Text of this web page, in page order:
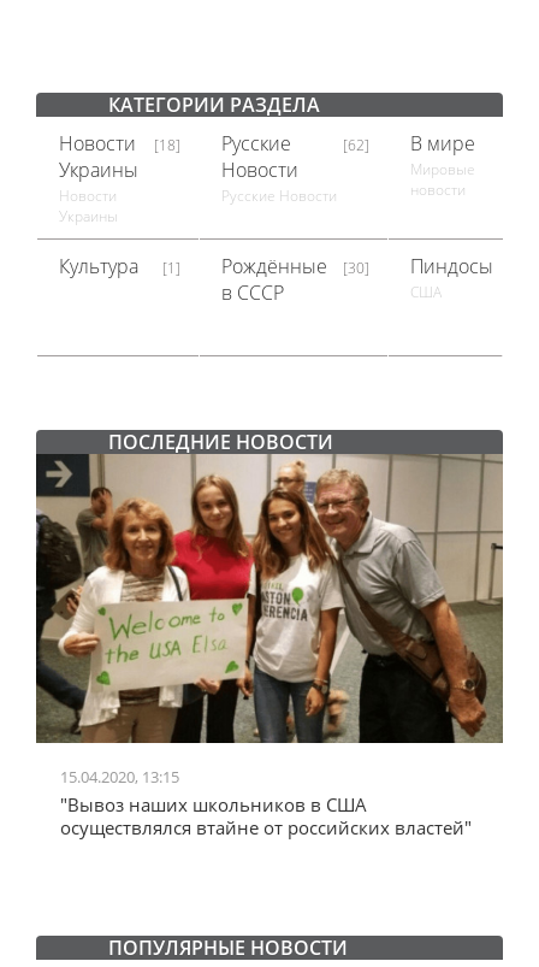
КАТЕГОРИИ РАЗДЕЛА
Новости
Украины
[18]
Новости
Украины
Русские
Новости
[62]
Русские Новости
В мире
Мировые
новости
Культура [1]
Рождённые
в СССР
[30] Пиндосы
США
ПОСЛЕДНИЕ НОВОСТИ
в США
от российских властей"
"Железный занавес"
А дальше что? "Железный
ПОПУЛЯРНЫЕ НОВОСТИ